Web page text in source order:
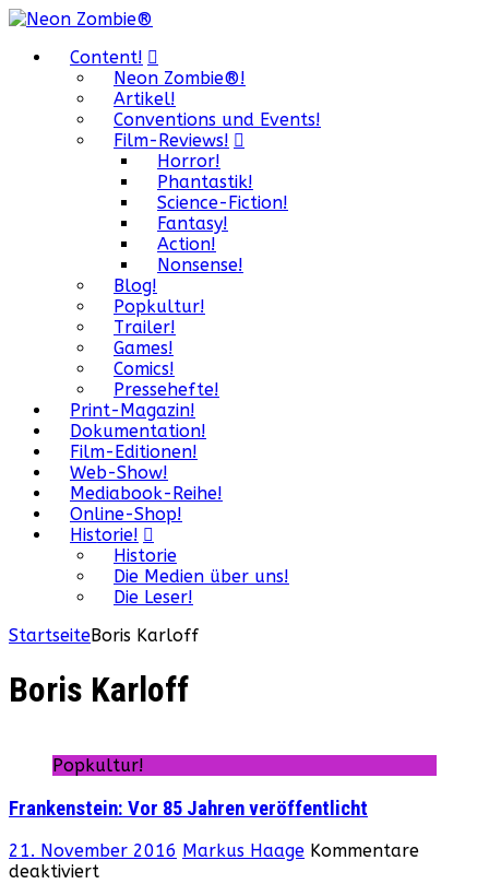
Content!
Neon Zombie®!
Artikel!
Conventions und Events!
Film-Reviews!
Horror!
Phantastik!
Science-Fiction!
Fantasy!
Action!
Nonsense!
Blog!
Popkultur!
Trailer!
Games!
Comics!
Pressehefte!
Print-Magazin!
Dokumentation!
Film-Editionen!
Web-Show!
Mediabook-Reihe!
Online-Shop!
Historie!
Historie
Die Medien über uns!
Die Leser!
StartseiteBoris Karloff
Boris Karloff
Popkultur!
Frankenstein: Vor 85 Jahren veröffentlicht
21. November 2016 Markus Haage Kommentare
deaktiviertfür